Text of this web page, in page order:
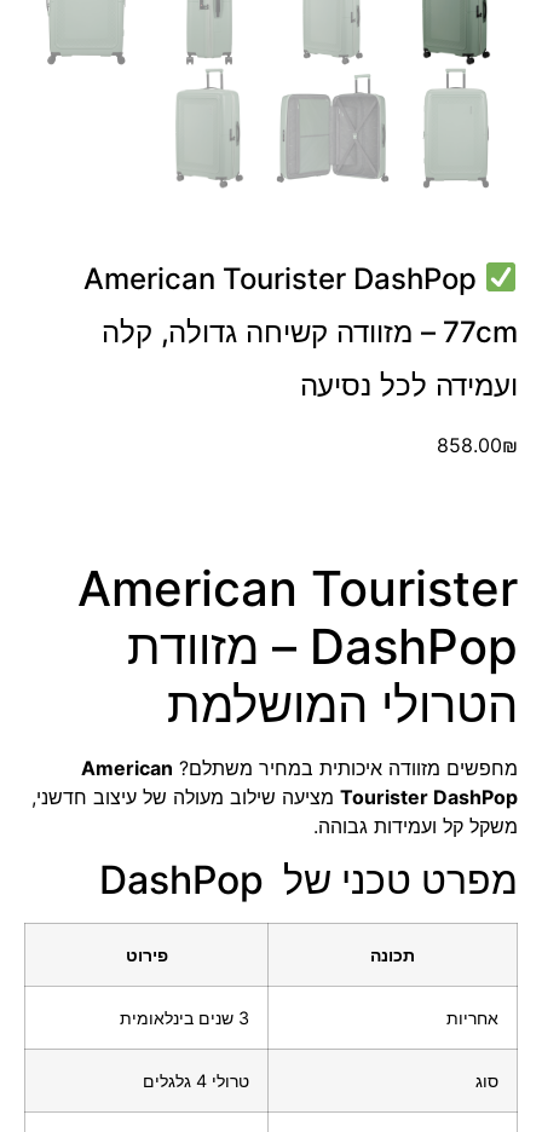
American Tourister DashPop
77cm – מזוודה קשיחה גדולה, קלה
ועמידה לכל נסיעה
858.00₪
American Tourister
DashPop – מזוודת
הטרולי המושלמת
מחפשים מזוודה איכותית במחיר משתלם? American
Tourister DashPop מציעה שילוב מעולה של עיצוב חדשני,
משקל קל ועמידות גבוהה.
מפרט טכני של DashPop
תכונה פירוט
אחריות 3 שנים בינלאומית
סוג טרולי 4 גלגלים